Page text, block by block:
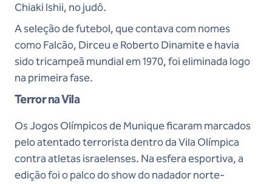
Chiaki Ishii, no judô.
A seleção de futebol, que contava com nomes
como Falcão, Dirceu e Roberto Dinamite e havia
sido tricampeã mundial em 1970, foi eliminada logo
na primeira fase.
Terror na Vila
Os Jogos Olímpicos de Munique ficaram marcados
pelo atentado terrorista dentro da Vila Olímpica
contra atletas israelenses. Na esfera esportiva, a
edição foi o palco do show do nadador norte-